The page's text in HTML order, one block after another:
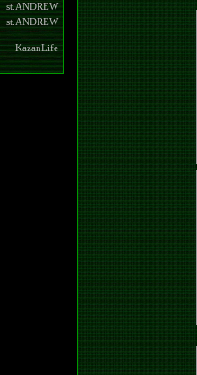
st.ANDREW
st.ANDREW
KazanLife